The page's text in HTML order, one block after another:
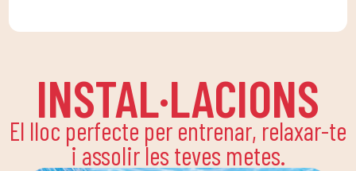
INSTAL·LACIONS
El lloc perfecte per entrenar, relaxar-te
i assolir les teves metes.